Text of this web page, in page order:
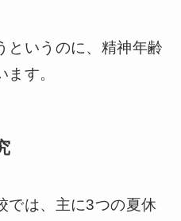
というのに、精神年齢
す。
では、主に3つの夏休